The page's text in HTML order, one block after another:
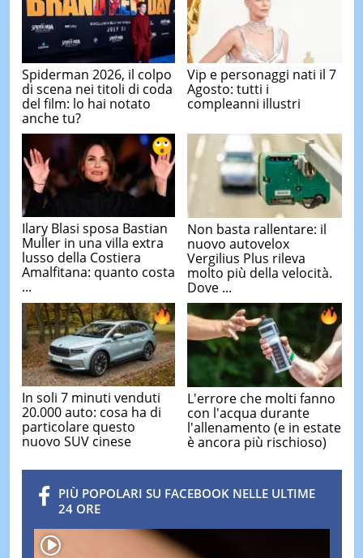
Spiderman 2026, il colpo
di scena nei titoli di coda
del film: lo hai notato
anche tu?
Vip e personaggi nati il 7
Agosto: tutti i
compleanni illustri
Ilary Blasi sposa Bastian
Muller in una villa extra
lusso della Costiera
Amalfitana: quanto costa
...
Non basta rallentare: il
nuovo autovelox
Vergilius Plus rileva
molto più della velocità.
Dove ...
In soli 7 minuti venduti
20.000 auto: cosa ha di
particolare questo
nuovo SUV cinese
L'errore che molti fanno
con l'acqua durante
l'allenamento (e in estate
è ancora più rischioso)
PIÙ POPOLARI SU FACEBOOK NELLE ULTIME
24 ORE